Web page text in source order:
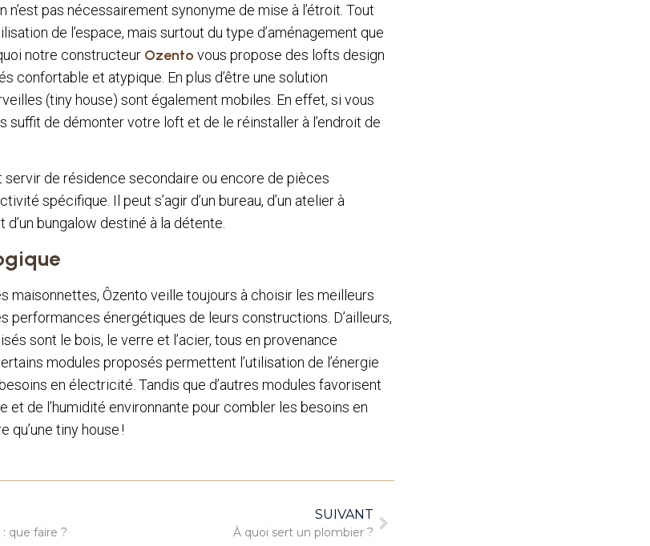
n’est pas nécessairement synonyme de mise à l’étroit. Tout
de l’espace, mais surtout du type d’aménagement que
notre constructeur Ozento vous propose des lofts design
confortable et atypique. En plus d’être une solution
(tiny house) sont également mobiles. En effet, si vous
suffit de démonter votre loft et de le réinstaller à l’endroit de
servir de résidence secondaire ou encore de pièces
spécifique. Il peut s’agir d’un bureau, d’un atelier à
bungalow destiné à la détente.
maisonnettes, Ôzento veille toujours à choisir les meilleurs
performances énergétiques de leurs constructions. D’ailleurs,
sont le bois, le verre et l’acier, tous en provenance
modules proposés permettent l’utilisation de l’énergie
en électricité. Tandis que d’autres modules favorisent
et de l’humidité environnante pour combler les besoins en
qu’une tiny house !
que faire ?
SUIVANT
À quoi sert un plombier ?